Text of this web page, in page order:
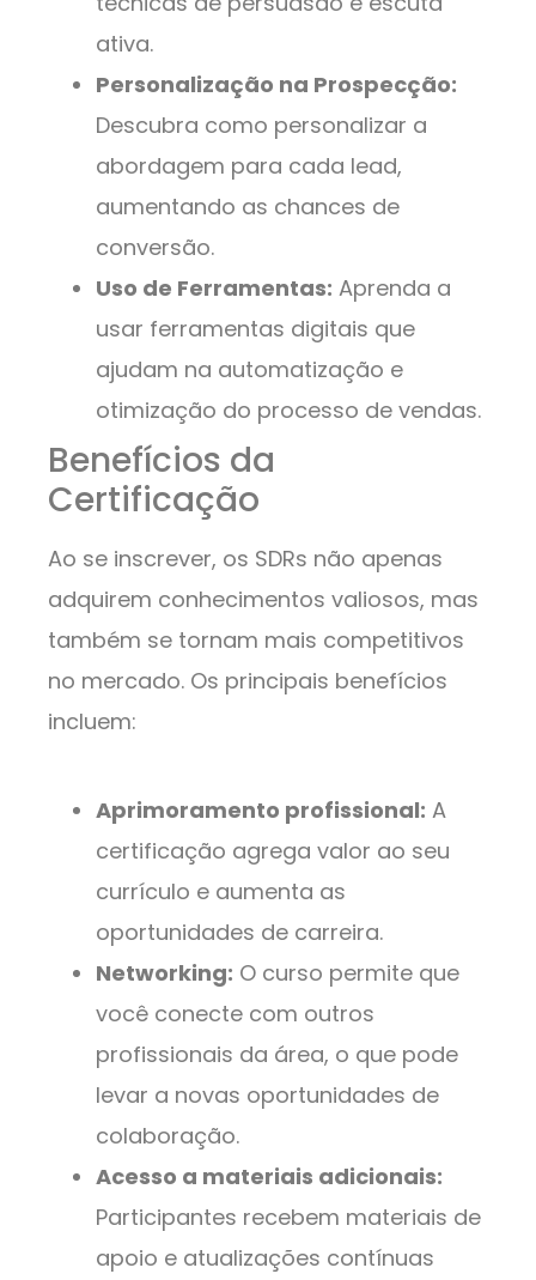
ativa.
Personalização na Prospecção:
Descubra como personalizar a
abordagem para cada lead,
aumentando as chances de
conversão.
Uso de Ferramentas: Aprenda a
usar ferramentas digitais que
ajudam na automatização e
otimização do processo de vendas.
Benefícios da
Certificação
Ao se inscrever, os SDRs não apenas
adquirem conhecimentos valiosos, mas
também se tornam mais competitivos
no mercado. Os principais benefícios
incluem:
Aprimoramento profissional: A
certificação agrega valor ao seu
currículo e aumenta as
oportunidades de carreira.
Networking: O curso permite que
você conecte com outros
profissionais da área, o que pode
levar a novas oportunidades de
colaboração.
Acesso a materiais adicionais:
Participantes recebem materiais de
apoio e atualizações contínuas